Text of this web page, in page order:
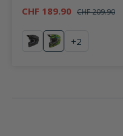
CHF 189.90 CHF 209.90
schwarzAssault
+2